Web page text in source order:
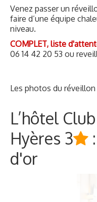
Venez passer un
faire d’une équipe
niveau.
COMPLET, liste
06 14 42 20 53 ou
Les photos du réveillon
L’hôtel
Hyères 3
d'or